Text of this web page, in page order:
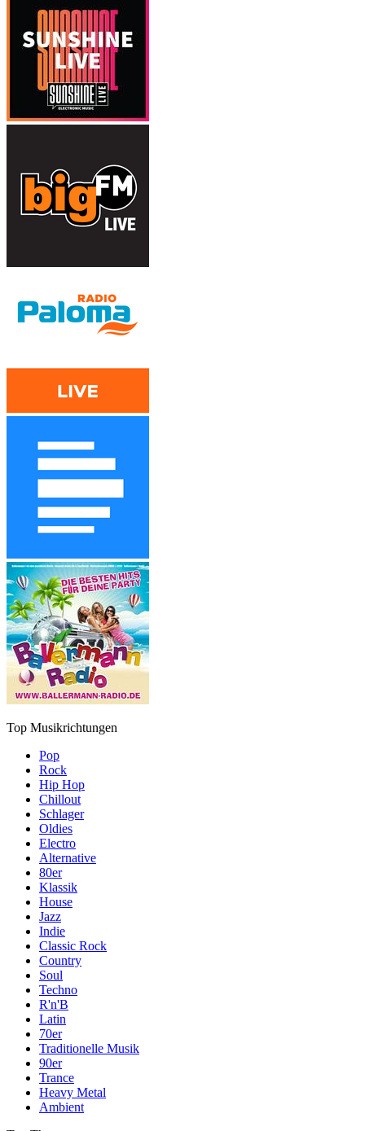
Top Musikrichtungen
Pop
Rock
Hip Hop
Chillout
Schlager
Oldies
Electro
Alternative
80er
Klassik
House
Jazz
Indie
Classic Rock
Country
Soul
Techno
R'n'B
Latin
70er
Traditionelle Musik
90er
Trance
Heavy Metal
Ambient